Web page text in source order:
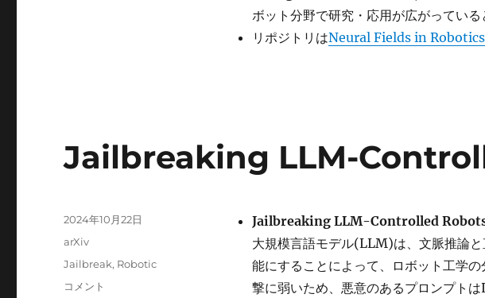
ボット分野で研究・応用が広がっている
リポジトリはNeural Fields in
Jailbreaking LLM-
Jailbreaking LLM-Controlled
大規模言語モデル(LLM)は、文脈推論
能にすることによって、ロボット工学
撃に弱いため、悪意のあるプロンプト
投
2024年10月22日
カ
リ
arXiv
タ
Jailbreak, Robotic
Jailbreaking
コメント